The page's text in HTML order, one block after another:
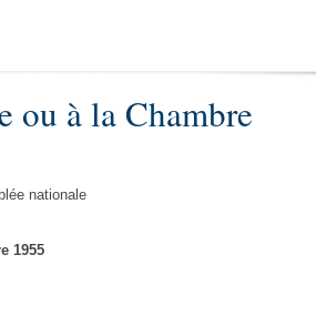
ou à la Chambre
nationale
1955